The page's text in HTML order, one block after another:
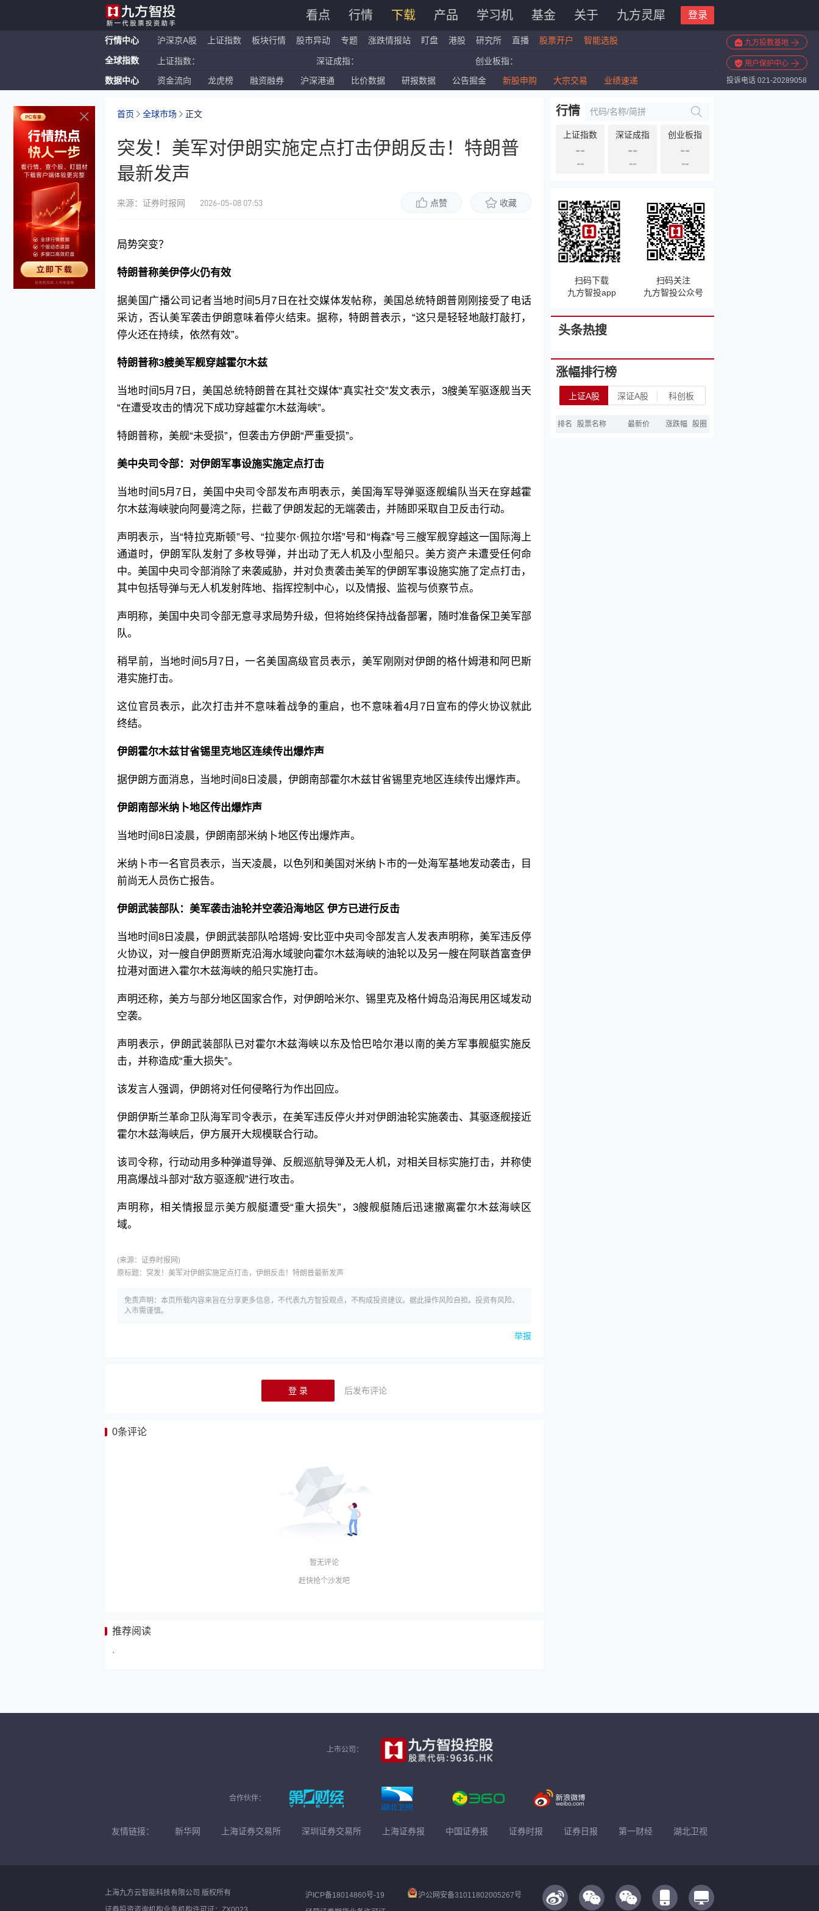
看点 行情 下载 产品 学习机 基金 关于 九方灵犀 登录
行情中心 沪深京A股 上证指数 板块行情 股市异动 专题 涨跌情报站 盯盘 港股 研究所 直播 股票开户 智能选股 九方投教基地
用户保护中心
投诉电话 021-20289058
全球指数 上证指数： 深证成指： 创业板指：
恒生指数： 国企指数： 红筹指数：
数据中心 资金流向 龙虎榜 融资融券 沪深港通 比价数据 研报数据 公告掘金 新股申购 大宗交易 业绩速递
首页 全球市场 正文
突发！美军对伊朗实施定点打击伊朗反击！特朗普
最新发声
来源：证券时报网 2026-05-08 07:53 点赞 收藏
局势突变？
特朗普称美伊停火仍有效
据美国广播公司记者当地时间5月7日在社交媒体发帖称，美国总统特朗普刚刚接受了电话
采访，否认美军袭击伊朗意味着停火结束。据称，特朗普表示，“这只是轻轻地敲打敲打，
停火还在持续，依然有效”。
特朗普称3艘美军舰穿越霍尔木兹
当地时间5月7日，美国总统特朗普在其社交媒体“真实社交”发文表示，3艘美军驱逐舰当天
“在遭受攻击的情况下成功穿越霍尔木兹海峡”。
特朗普称，美舰“未受损”，但袭击方伊朗“严重受损”。
美中央司令部：对伊朗军事设施实施定点打击
当地时间5月7日，美国中央司令部发布声明表示，美国海军导弹驱逐舰编队当天在穿越霍
尔木兹海峡驶向阿曼湾之际，拦截了伊朗发起的无端袭击，并随即采取自卫反击行动。
声明表示，当“特拉克斯顿”号、“拉斐尔·佩拉尔塔”号和“梅森”号三艘军舰穿越这一国际海上
通道时，伊朗军队发射了多枚导弹，并出动了无人机及小型船只。美方资产未遭受任何命
中。美国中央司令部消除了来袭威胁，并对负责袭击美军的伊朗军事设施实施了定点打击，
其中包括导弹与无人机发射阵地、指挥控制中心，以及情报、监视与侦察节点。
声明称，美国中央司令部无意寻求局势升级，但将始终保持战备部署，随时准备保卫美军部
队。
稍早前，当地时间5月7日，一名美国高级官员表示，美军刚刚对伊朗的格什姆港和阿巴斯
港实施打击。
这位官员表示，此次打击并不意味着战争的重启，也不意味着4月7日宣布的停火协议就此
终结。
伊朗霍尔木兹甘省锡里克地区连续传出爆炸声
据伊朗方面消息，当地时间8日凌晨，伊朗南部霍尔木兹甘省锡里克地区连续传出爆炸声。
伊朗南部米纳卜地区传出爆炸声
当地时间8日凌晨，伊朗南部米纳卜地区传出爆炸声。
米纳卜市一名官员表示，当天凌晨，以色列和美国对米纳卜市的一处海军基地发动袭击，目
前尚无人员伤亡报告。
伊朗武装部队：美军袭击油轮并空袭沿海地区 伊方已进行反击
当地时间8日凌晨，伊朗武装部队哈塔姆·安比亚中央司令部发言人发表声明称，美军违反停
火协议，对一艘自伊朗贾斯克沿海水域驶向霍尔木兹海峡的油轮以及另一艘在阿联酋富查伊
拉港对面进入霍尔木兹海峡的船只实施打击。
声明还称，美方与部分地区国家合作，对伊朗哈米尔、锡里克及格什姆岛沿海民用区域发动
空袭。
声明表示，伊朗武装部队已对霍尔木兹海峡以东及恰巴哈尔港以南的美方军事舰艇实施反
击，并称造成“重大损失”。
该发言人强调，伊朗将对任何侵略行为作出回应。
伊朗伊斯兰革命卫队海军司令表示，在美军违反停火并对伊朗油轮实施袭击、其驱逐舰接近
霍尔木兹海峡后，伊方展开大规模联合行动。
该司令称，行动动用多种弹道导弹、反舰巡航导弹及无人机，对相关目标实施打击，并称使
用高爆战斗部对“敌方驱逐舰”进行攻击。
声明称，相关情报显示美方舰艇遭受“重大损失”，3艘舰艇随后迅速撤离霍尔木兹海峡区
域。
(来源： 证券时报网)
原标题： 突发！美军对伊朗实施定点打击，伊朗反击！特朗普最新发声
免责声明：本页所载内容来旨在分享更多信息，不代表九方智投观点，不构成投资建议。据此操作风险自担。投资有风险、
入市需谨慎。
举报
登 录 后发布评论
0条评论
暂无评论
赶快抢个沙发吧
推荐阅读
·
行情
上证指数
--
--
深证成指
--
--
创业板指
--
--
扫码下载
九方智投app
扫码关注
九方智投公众号
头条热搜
涨幅排行榜
上证A股 深证A股 科创板
排名 股票名称 最新价 涨跌幅 股圈
上市公司：
合作伙伴：
友情链接： 新华网 上海证券交易所 深圳证券交易所 上海证券报 中国证券报 证券时报 证券日报 第一财经 湖北卫视
上海九方云智能科技有限公司 版权所有
沪ICP备18014860号-19
沪公网安备31011802005267号